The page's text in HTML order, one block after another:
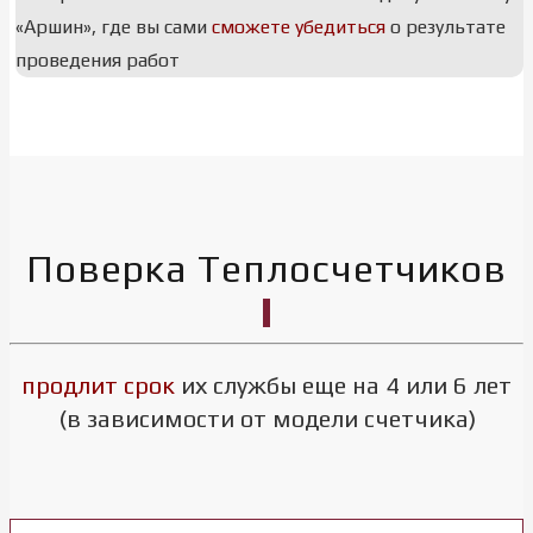
«Аршин», где вы сами сможете убедиться о результате
проведения работ
Поверка Теплосчетчиков
продлит срок их службы еще на 4 или 6 лет
(в зависимости от модели счетчика)